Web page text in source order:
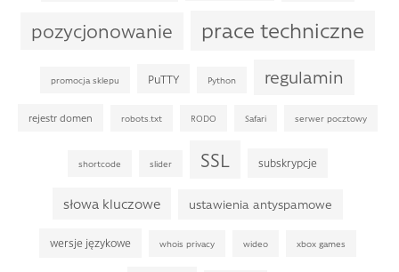
pozycjonowanie prace techniczne
promocja sklepu PuTTY Python regulamin
rejestr domen robots.txt RODO Safari serwer pocztowy
shortcode slider SSL subskrypcje
słowa kluczowe ustawienia antyspamowe
wersje językowe whois privacy wideo xbox games